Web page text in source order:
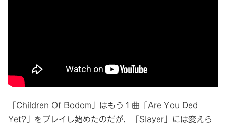
「Children Of Bodom」はもう１曲「Are You Ded
Yet?」をプレイし始めたのだが、「Slayer」には変えら